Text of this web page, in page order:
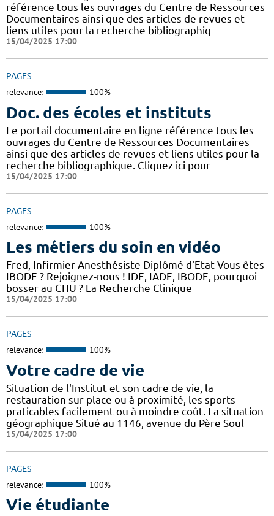
référence tous les ouvrages du Centre de Ressources
Documentaires ainsi que des articles de revues et
liens utiles pour la recherche bibliographiq
15/04/2025 17:00
PAGES
relevance: 100%
Doc. des écoles et instituts
Le portail documentaire en ligne référence tous les
ouvrages du Centre de Ressources Documentaires
ainsi que des articles de revues et liens utiles pour la
recherche bibliographique. Cliquez ici pour
15/04/2025 17:00
PAGES
relevance: 100%
Les métiers du soin en vidéo
Fred, Infirmier Anesthésiste Diplômé d'Etat Vous êtes
IBODE ? Rejoignez-nous ! IDE, IADE, IBODE, pourquoi
bosser au CHU ? La Recherche Clinique
15/04/2025 17:00
PAGES
relevance: 100%
Votre cadre de vie
Situation de l'Institut et son cadre de vie, la
restauration sur place ou à proximité, les sports
praticables facilement ou à moindre coût. La situation
géographique Situé au 1146, avenue du Père Soul
15/04/2025 17:00
PAGES
relevance: 100%
Vie étudiante